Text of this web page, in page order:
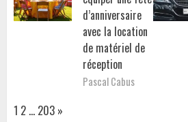
d’anniversaire
avec la location
de matériel de
réception
Pascal Cabus
Page:
1 2 … 203 Next
»